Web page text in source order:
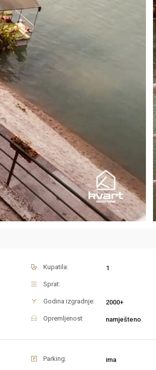
Kupatila: 1
Sprat:
Godina izgradnje: 2000+
Opremljenost namješteno
Parking: ima